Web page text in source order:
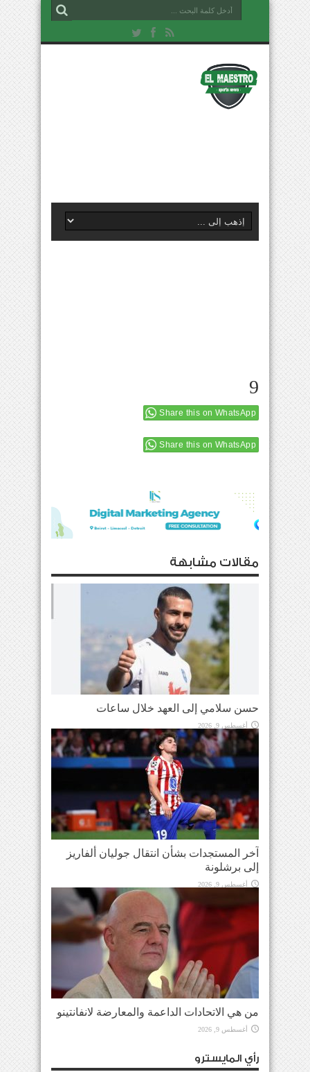
9
Share this on WhatsApp
Share this on WhatsApp
مقالات مشابهة
حسن سلامي إلى العهد خلال ساعات
أغسطس 9, 2026
آخر المستجدات بشأن انتقال جوليان ألفاريز
إلى برشلونة
أغسطس 9, 2026
من هي الاتحادات الداعمة والمعارضة لانفانتينو
أغسطس 9, 2026
رأي المايسترو